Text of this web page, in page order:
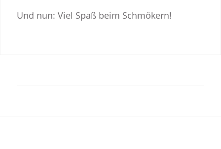
Und nun: Viel Spaß beim Schmökern!